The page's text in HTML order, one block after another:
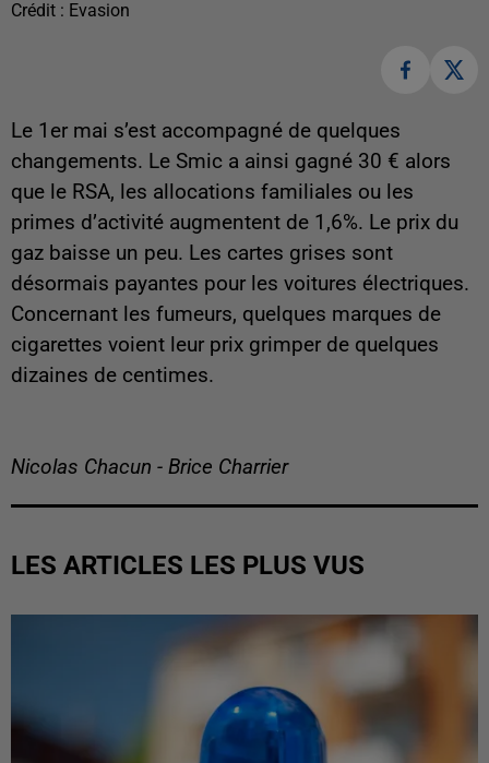
Crédit : Evasion
Le 1er mai s’est accompagné de quelques
changements. Le Smic a ainsi gagné 30 € alors
que le RSA, les allocations familiales ou les
primes d’activité augmentent de 1,6%. Le prix du
gaz baisse un peu. Les cartes grises sont
désormais payantes pour les voitures électriques.
Concernant les fumeurs, quelques marques de
cigarettes voient leur prix grimper de quelques
dizaines de centimes.
Nicolas Chacun - Brice Charrier
LES ARTICLES LES PLUS VUS